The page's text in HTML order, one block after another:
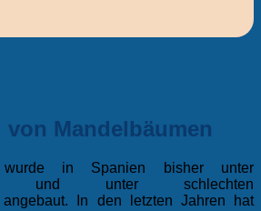
von Mandelbäumen
wurde in Spanien bisher unter
und unter schlechten
angebaut. In den letzten Jahren hat